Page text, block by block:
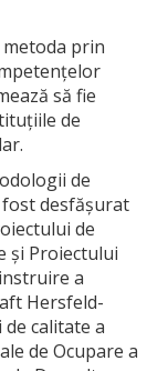
metoda prin
să fie
de
de
fost desfășurat
de
și Proiectului
a
Hersfeld-
calitate a
de Ocupare a